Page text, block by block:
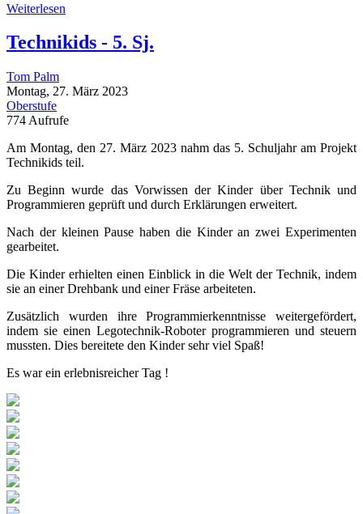
Weiterlesen
Technikids - 5. Sj.
Tom Palm
Montag, 27. März 2023
Oberstufe
774 Aufrufe
Am Montag, den 27. März 2023 nahm das 5. Schuljahr am Projekt
Technikids teil.
Zu Beginn wurde das Vorwissen der Kinder über Technik und
Programmieren geprüft und durch Erklärungen erweitert.
Nach der kleinen Pause haben die Kinder an zwei Experimenten
gearbeitet.
Die Kinder erhielten einen Einblick in die Welt der Technik, indem
sie an einer Drehbank und einer Fräse arbeiteten.
Zusätzlich wurden ihre Programmierkenntnisse weitergefördert,
indem sie einen Legotechnik-Roboter programmieren und steuern
mussten. Dies bereitete den Kinder sehr viel Spaß!
Es war ein erlebnisreicher Tag !